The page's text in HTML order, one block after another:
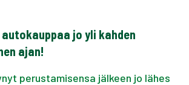
jo yli kahden
ajan!
perustamisensa jälkeen jo lähes